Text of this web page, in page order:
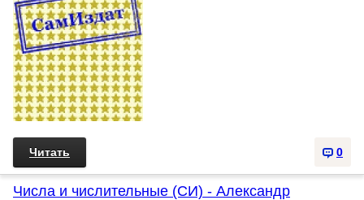
0
Читать
Числа и числительные (СИ) - Александр